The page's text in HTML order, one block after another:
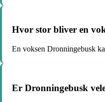
Hvor stor bliver en
En voksen Dronningebusk
Er Dronningebusk